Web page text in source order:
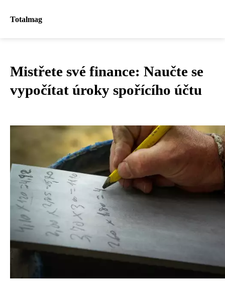
Totalmag
Mistřete své finance: Naučte se
vypočítat úroky spořícího účtu